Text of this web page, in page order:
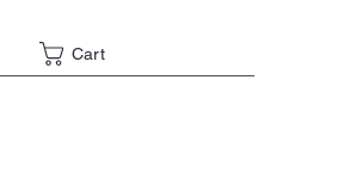
Cart